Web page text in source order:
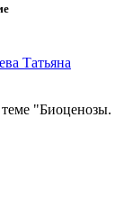
Татьяна
"Биоценозы.